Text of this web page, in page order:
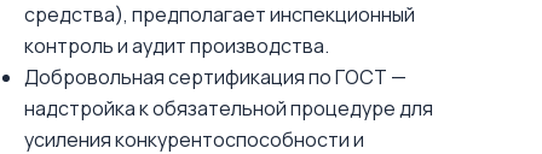
средства), предполагает инспекционный
контроль и аудит производства.
Добровольная сертификация по ГОСТ —
надстройка к обязательной процедуре для
усиления конкурентоспособности и